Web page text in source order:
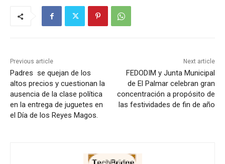
Previous article
Padres se quejan de los
altos precios y cuestionan la
ausencia de la clase política
en la entrega de juguetes en
el Día de los Reyes Magos.
Next article
FEDODIM y Junta Municipal
de El Palmar celebran gran
concentración a propósito de
las festividades de fin de año